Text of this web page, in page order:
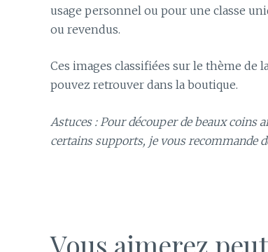
usage personnel ou pour une classe
ou revendus.
Ces images classifiées sur le thème de
pouvez retrouver dans la boutique.
Astuces : Pour découper de beaux coins
certains supports, je vous recommande
Vous aimerez